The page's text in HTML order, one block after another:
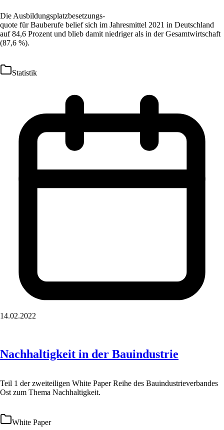
Die Ausbildungsplatzbesetzungs-
quote für Bauberufe belief sich im Jahresmittel 2021 in Deutschland
auf 84,6 Prozent und blieb damit niedriger als in der Gesamtwirtschaft
(87,6 %).
Statistik
14.02.2022
Nachhaltigkeit in der Bauindustrie
Teil 1 der zweiteiligen White Paper Reihe des Bauindustrieverbandes
Ost zum Thema Nachhaltigkeit.
White Paper